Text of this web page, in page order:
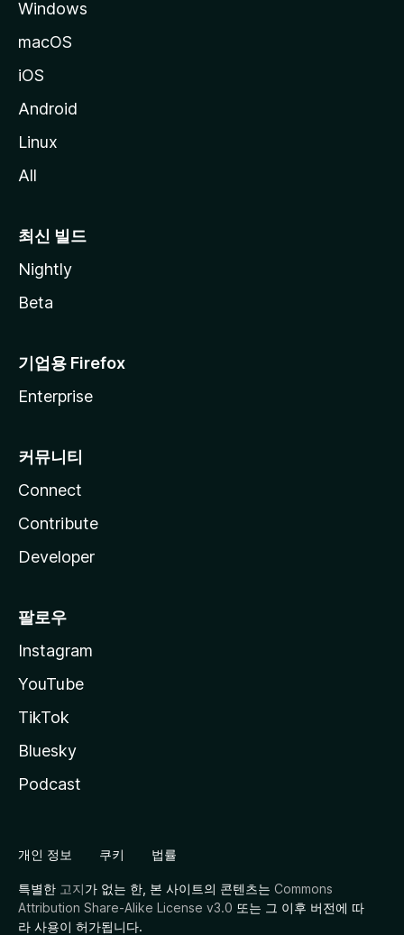
Windows
macOS
iOS
Android
Linux
All
최신 빌드
Nightly
Beta
기업용 Firefox
Enterprise
커뮤니티
Connect
Contribute
Developer
팔로우
Instagram
YouTube
TikTok
Bluesky
Podcast
개인 정보 쿠키 법률
특별한 고지가 없는 한, 본 사이트의 콘텐츠는 Commons
Attribution Share-Alike License v3.0 또는 그 이후 버전에 따
라 사용이 허가됩니다.